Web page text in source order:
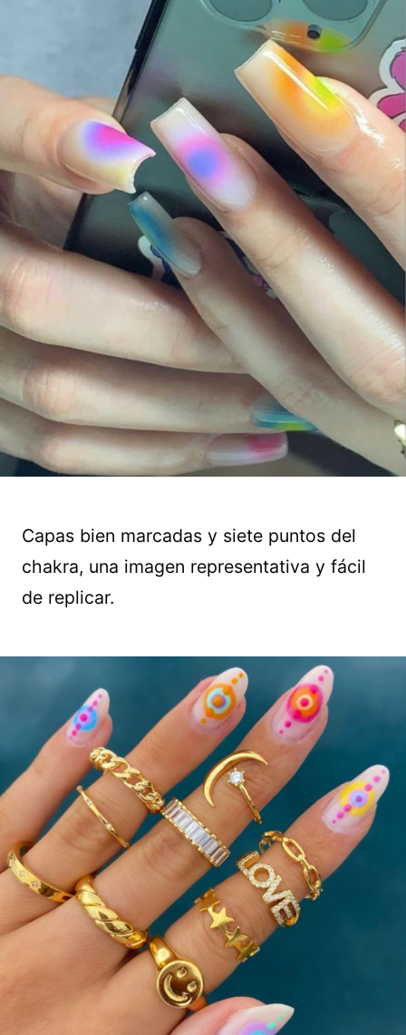
Capas bien marcadas y siete puntos del
chakra, una imagen representativa y fácil
de replicar.